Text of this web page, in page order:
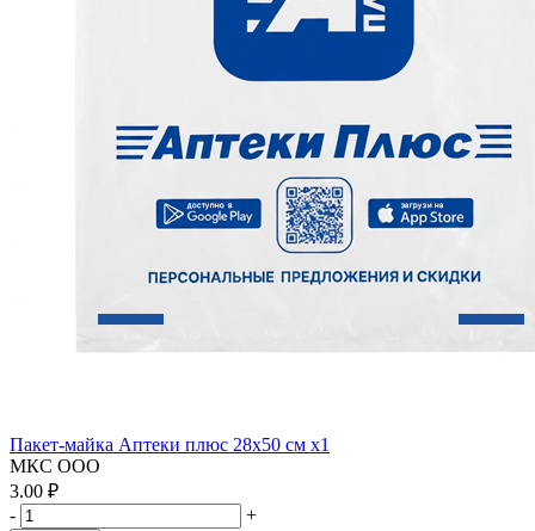
Пакет-майка Аптеки плюс 28х50 см x1
МКС ООО
3.00 ₽
-
+